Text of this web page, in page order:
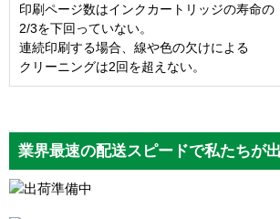
印刷ページ数はインクカートリッジの寿命の
2/3を下回っていない。
連続印刷する場合、線や色の欠けによる
クリーニングは2回を超えない。
業界最速の配送スピードで私たちが